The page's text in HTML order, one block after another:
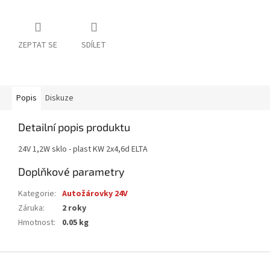
ZEPTAT SE SDÍLET
Popis Diskuze
Detailní popis produktu
24V 1,2W sklo - plast KW 2x4,6d ELTA
Doplňkové parametry
Kategorie: Autožárovky 24V
Záruka:
2 roky
Hmotnost: 0.05 kg